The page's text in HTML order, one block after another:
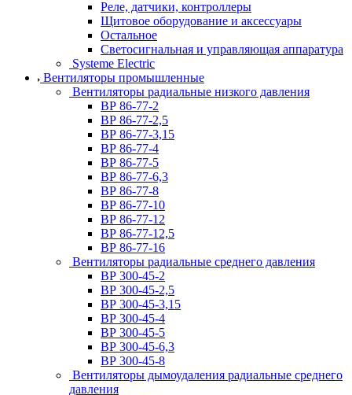
Реле, датчики, контроллеры
Щитовое оборудование и аксессуары
Остальное
Светосигнальная и управляющая аппаратура
Systeme Electric
Вентиляторы промышленные
Вентиляторы радиальные низкого давления
ВР 86-77-2
ВР 86-77-2,5
ВР 86-77-3,15
ВР 86-77-4
ВР 86-77-5
ВР 86-77-6,3
ВР 86-77-8
ВР 86-77-10
ВР 86-77-12
ВР 86-77-12,5
ВР 86-77-16
Вентиляторы радиальные среднего давления
ВР 300-45-2
ВР 300-45-2,5
ВР 300-45-3,15
ВР 300-45-4
ВР 300-45-5
ВР 300-45-6,3
ВР 300-45-8
Вентиляторы дымоудаления радиальные среднего
давления